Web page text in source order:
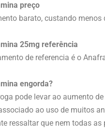
preço
barato, custando menos
25mg referência
de referencia é o
engorda?
pode levar ao aumento
ao uso de muitos
ressaltar que nem todas